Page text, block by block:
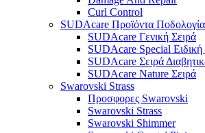
Curl Control
SUDAcare Προϊόντα
SUDAcare Γενική Σειρά
SUDAcare Special Ειδική
SUDAcare Σειρά
SUDAcare Nature Σειρά
Swarovski Strass
Προσφορες Swarovski
Swarovski Strass
Swarovski Shimmer